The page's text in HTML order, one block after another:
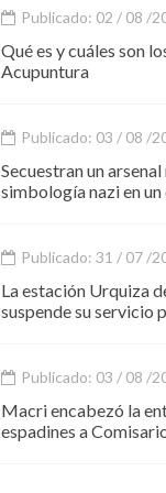
Publicado: 02 / 08 /
Qué es y cuáles son
Acupuntura
Publicado: 03 / 08 /
Secuestran un
simbología nazi en
Publicado: 31 / 07 /
La estación Urquiza
suspende su servicio
Publicado: 03 / 08 /
Macri encabezó la
espadines a